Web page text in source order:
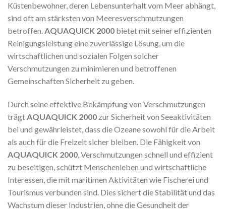
Küstenbewohner, deren Lebensunterhalt vom Meer abhängt,
sind oft am stärksten von Meeresverschmutzungen
betroffen.AQUAQUICK 2000 bietet mit seiner effizienten
Reinigungsleistung eine zuverlässige Lösung, um die
wirtschaftlichen und sozialen Folgen solcher
Verschmutzungen zu minimieren und betroffenen
Gemeinschaften Sicherheit zu geben.
Durch seine effektive Bekämpfung von Verschmutzungen
trägtAQUAQUICK 2000 zur Sicherheit von Seeaktivitäten
bei und gewährleistet, dass die Ozeane sowohl für die Arbeit
als auch für die Freizeit sicher bleiben. Die Fähigkeit von
AQUAQUICK 2000, Verschmutzungen schnell und effizient
zu beseitigen, schützt Menschenleben und wirtschaftliche
Interessen, die mit maritimen Aktivitäten wie Fischerei und
Tourismus verbunden sind. Dies sichert die Stabilität und das
Wachstum dieser Industrien, ohne die Gesundheit der